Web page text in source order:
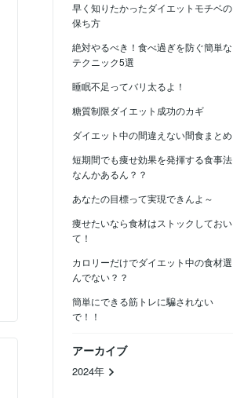
早く知りたかったダイエットモチベの
保ち方
絶対やるべき！食べ過ぎを防ぐ簡単な
テクニック5選
睡眠不足ってバリ太るよ！
糖質制限ダイエット成功のカギ
ダイエット中の間違えない間食まとめ
短期間でも痩せ効果を発揮する食事法
なんかあるん？？
あなたの目標って実現できんよ～
痩せたいなら食材はストックしておい
て！
カロリーだけでダイエット中の食材選
んでない？？
簡単にできる筋トレに騙されない
で！！
アーカイブ
2024年